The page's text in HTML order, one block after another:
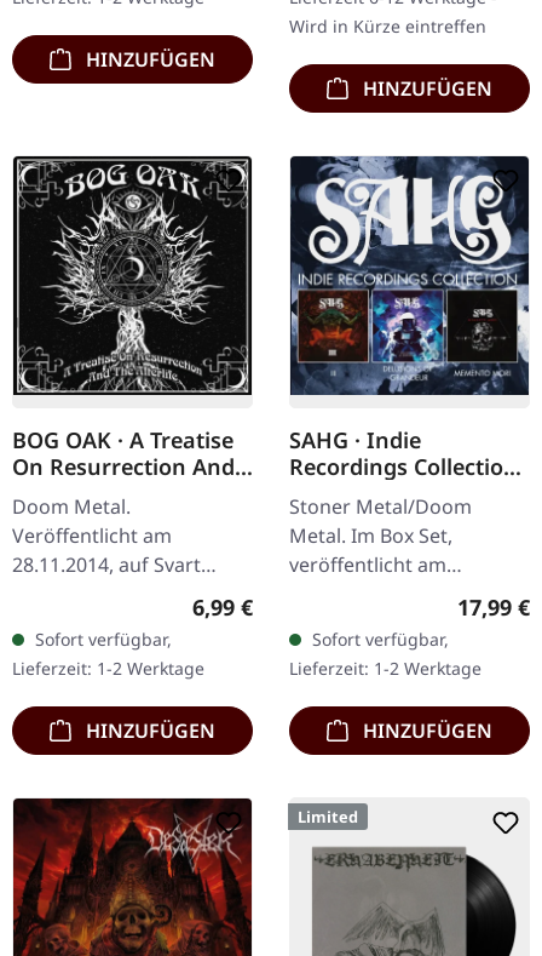
liefern…
HINZUFÜGEN
Wird in Kürze eintreffen
HINZUFÜGEN
BOG OAK · A Treatise
On Resurrection And
The Afterlife |
DIGIPAK CD
Doom Metal.
Veröffentlicht am
28.11.2014, auf Svart
Records. CD im DigiPak.
eindringliche Meditation
über Sterblichkeit und…
Regulärer Preis:
6,99 €
Sofort verfügbar,
Lieferzeit: 1-2 Werktage
HINZUFÜGEN
SAHG · Indie
Recordings Collection
| 3CD BOXSET
Stoner Metal/Doom
Metal. Im Box Set,
veröffentlicht am
14.11.2025, auf Back On
Enthält die Alben "III"
(2010), "Delusions Of…
17,99 €
Sofort verfügbar,
Lieferzeit: 1-2 Werktage
HINZUFÜGEN
Limited